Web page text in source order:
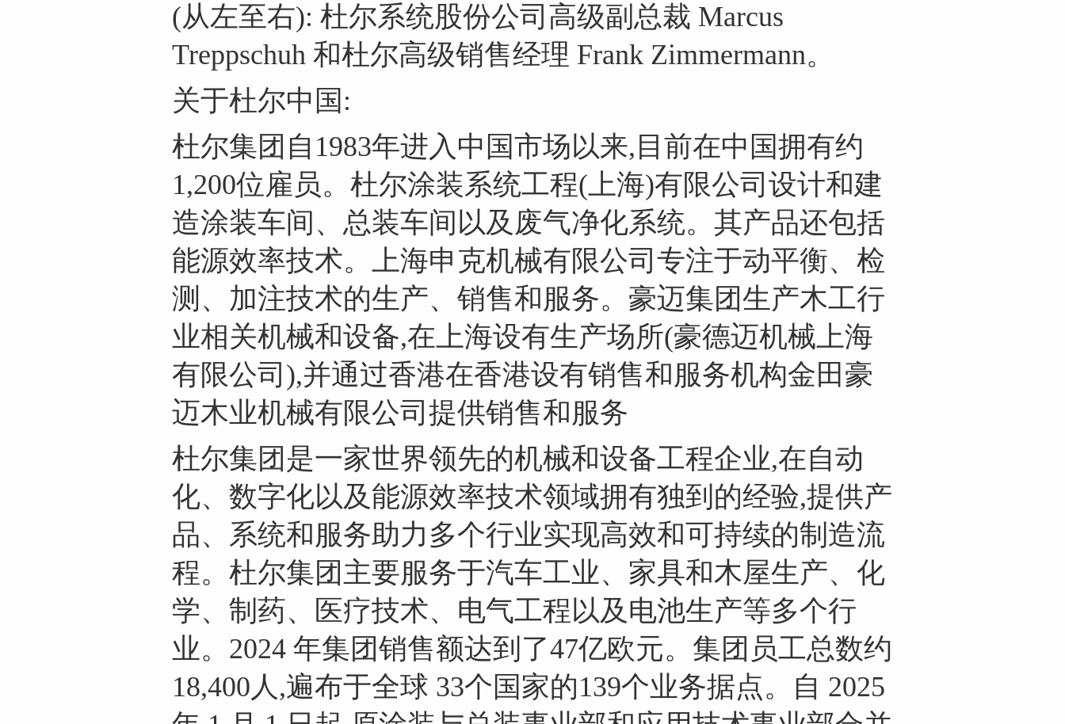
(从左至右): 杜尔系统股份公司高级副总裁 Marcus
Treppschuh 和杜尔高级销售经理 Frank Zimmermann。
关于杜尔中国:
杜尔集团自1983年进入中国市场以来,目前在中国拥有约
1,200位雇员。杜尔涂装系统工程(上海)有限公司设计和建
造涂装车间、总装车间以及废气净化系统。其产品还包括
能源效率技术。上海申克机械有限公司专注于动平衡、检
测、加注技术的生产、销售和服务。豪迈集团生产木工行
业相关机械和设备,在上海设有生产场所(豪德迈机械上海
有限公司),并通过香港在香港设有销售和服务机构金田豪
迈木业机械有限公司提供销售和服务
杜尔集团是一家世界领先的机械和设备工程企业,在自动
化、数字化以及能源效率技术领域拥有独到的经验,提供产
品、系统和服务助力多个行业实现高效和可持续的制造流
程。杜尔集团主要服务于汽车工业、家具和木屋生产、化
学、制药、医疗技术、电气工程以及电池生产等多个行
业。2024 年集团销售额达到了47亿欧元。集团员工总数约
18,400人,遍布于全球 33个国家的139个业务据点。自 2025
0条登录名： 匿名发布
网友评论仅供其表达个人看法，并不表明本网同意其观点或证实其描述。